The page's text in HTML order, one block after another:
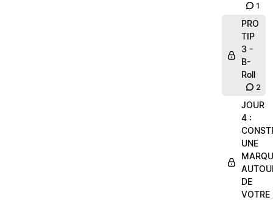
1
PRO
TIP
3 -
B-
Roll
2
JOUR
4 :
UNE
DE
VOTRE